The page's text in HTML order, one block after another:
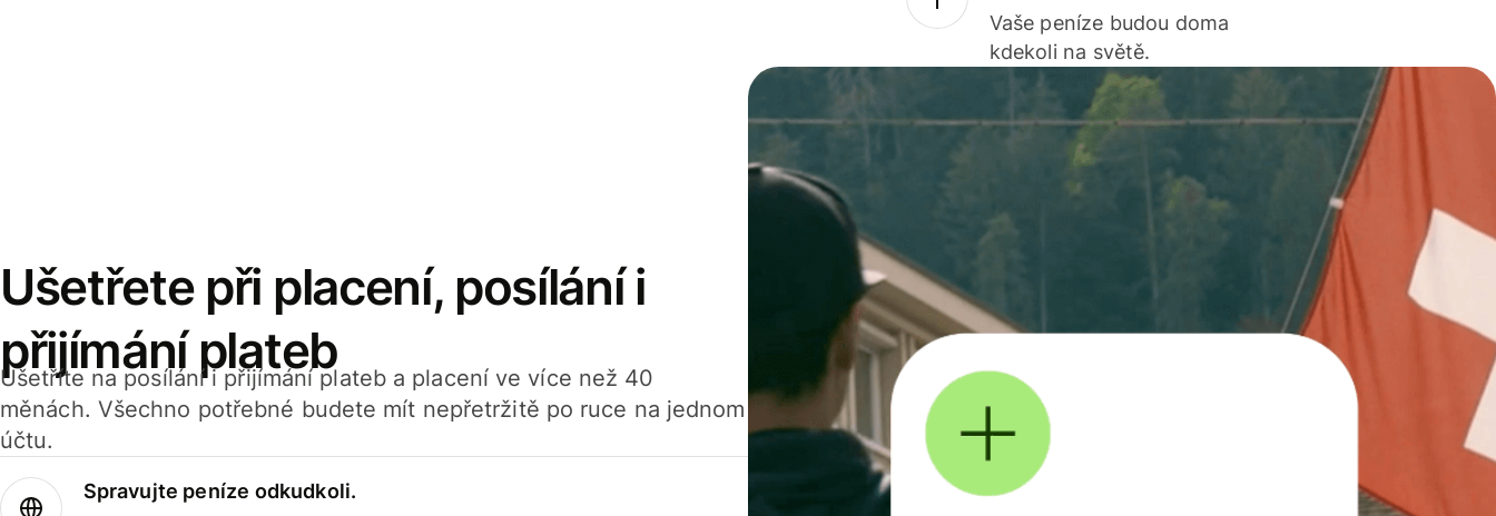
Vaše peníze budou doma
kdekoli na světě.
Ušetřete při placení, posílání i
přijímání plateb
Ušetříte na posílání i přijímání plateb a placení ve více než 40
měnách. Všechno potřebné budete mít nepřetržitě po ruce na jednom
účtu.
Spravujte peníze odkudkoli.